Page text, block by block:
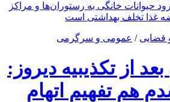
حیوانات خانگی به رستوران‌ها و مراکز
غذا تخلف بهداشتی است
قضایی / عمومی و سرگرمی
از تکذیبیه دیروز:
هم تفهیم اتهام